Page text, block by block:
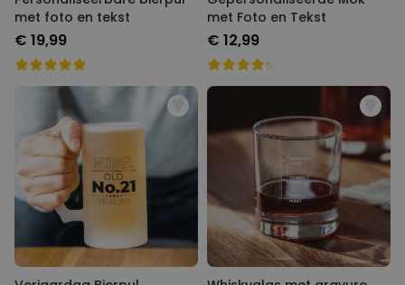
met foto en tekst
€ 19,99
met Foto en Tekst
€ 12,99